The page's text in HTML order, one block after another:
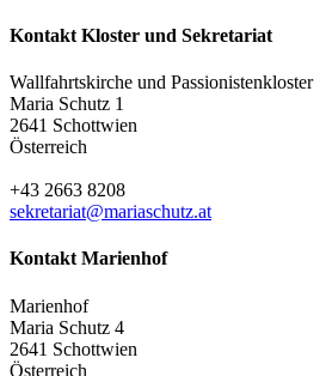
Kontakt Kloster und Sekretariat
Wallfahrtskirche und Passionistenkloster
Maria Schutz 1
2641 Schottwien
Österreich
+43 2663 8208
sekretariat@mariaschutz.at
Kontakt Marienhof
Marienhof
Maria Schutz 4
2641 Schottwien
Österreich